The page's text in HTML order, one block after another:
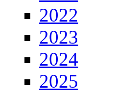
2022
2023
2024
2025